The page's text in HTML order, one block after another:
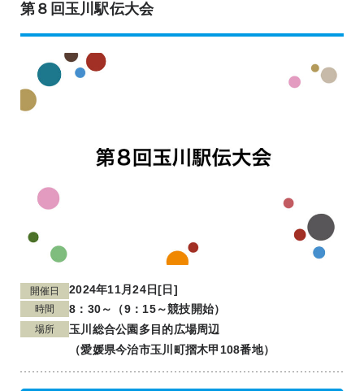
第８回玉川駅伝大会
開催日 2024年11月24日[日]
時間 8：30～（9：15～競技開始）
場所
玉川総合公園多目的広場周辺
（愛媛県今治市玉川町摺木甲108番地）